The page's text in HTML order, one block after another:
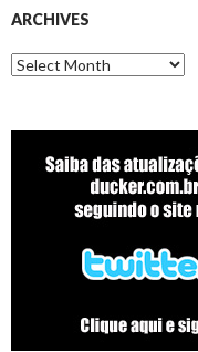
ARCHIVES
Archives